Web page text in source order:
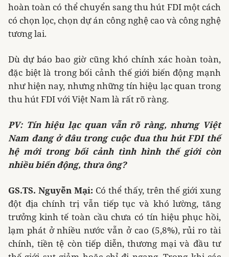
hoàn toàn có thể chuyển sang thu hút FDI một cách
có chọn lọc, chọn dự án công nghệ cao và công nghệ
tương lai.
Dù dự báo bao giờ cũng khó chính xác hoàn toàn,
đặc biệt là trong bối cảnh thế giới biến động mạnh
như hiện nay, nhưng những tín hiệu lạc quan trong
thu hút FDI với Việt Nam là rất rõ ràng.
PV: Tín hiệu lạc quan vẫn rõ ràng, nhưng Việt
Nam đang ở đâu trong cuộc đua thu hút FDI thế
hệ mới trong bối cảnh tình hình thế giới còn
nhiều biến động, thưa ông?
GS.TS. Nguyễn Mại: Có thể thấy, trên thế giới xung
đột địa chính trị vẫn tiếp tục và khó lường, tăng
trưởng kinh tế toàn cầu chưa có tín hiệu phục hồi,
lạm phát ở nhiều nước vẫn ở cao (5,8%), rủi ro tài
chính, tiền tệ còn tiếp diễn, thương mại và đầu tư